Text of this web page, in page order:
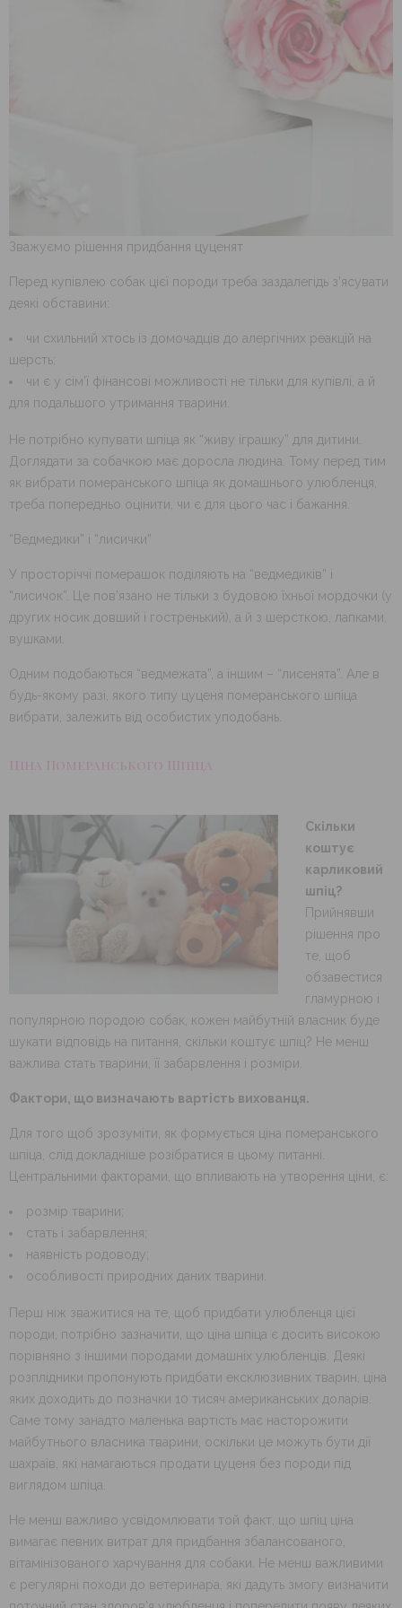
Зважуємо рішення придбання цуценят
Перед купівлею собак цієї породи треба заздалегідь з’ясувати
деякі обставини:
чи схильний хтось із домочадців до алергічних реакцій на
шерсть;
чи є у сім’ї фінансові можливості не тільки для купівлі, а й
для подальшого утримання тварини.
Не потрібно купувати шпіца як “живу іграшку” для дитини.
Доглядати за собачкою має доросла людина. Тому перед тим
як вибрати померанського шпіца як домашнього улюбленця,
треба попередньо оцінити, чи є для цього час і бажання.
“Ведмедики” і “лисички”
У просторіччі померашок поділяють на “ведмедиків” і
“лисичок”. Це пов’язано не тільки з будовою їхньої мордочки (у
других носик довший і гостренький), а й з шерсткою, лапками,
вушками.
Одним подобаються “ведмежата”, а іншим – “лисенята”. Але в
будь-якому разі, якого типу цуценя померанського шпіца
вибрати, залежить від особистих уподобань.
Ціна Померанського Шпіца
Скільки
коштує
карликовий
шпіц?
Прийнявши
рішення про
те, щоб
обзавестися
гламурною і
популярною породою собак, кожен майбутній власник буде
шукати відповідь на питання, скільки коштує шпіц? Не менш
важлива стать тварини, її забарвлення і розміри.
Фактори, що визначають вартість вихованця.
Для того щоб зрозуміти, як формується ціна померанського
шпіца, слід докладніше розібратися в цьому питанні.
Центральними факторами, що впливають на утворення ціни, є:
розмір тварини;
стать і забарвлення;
наявність родоводу;
особливості природних даних тварини.
Перш ніж зважитися на те, щоб придбати улюбленця цієї
породи, потрібно зазначити, що ціна шпіца є досить високою
порівняно з іншими породами домашніх улюбленців. Деякі
розплідники пропонують придбати ексклюзивних тварин, ціна
яких доходить до позначки 10 тисяч американських доларів.
Саме тому занадто маленька вартість має насторожити
майбутнього власника тварини, оскільки це можуть бути дії
шахраїв, які намагаються продати цуценя без породи під
виглядом шпіца.
Не менш важливо усвідомлювати той факт, що шпіц ціна
вимагає певних витрат для придбання збалансованого,
вітамінізованого харчування для собаки. Не менш важливими
є регулярні походи до ветеринара, які дадуть змогу визначити